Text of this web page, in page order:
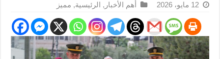
12 مايو، 2026 أهم الأخبار , الرئيسية, مميز